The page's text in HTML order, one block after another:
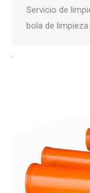
Servicio de
bola de